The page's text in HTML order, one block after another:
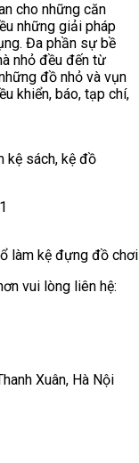
cho những căn
những giải pháp
Đa phần sự bề
nhỏ đều đến từ
đồ nhỏ và vụn
khiển, báo, tạp chí,
kệ sách, kệ đồ
làm kệ đựng đồ
vui lòng liên hệ:
Xuân, Hà Nội